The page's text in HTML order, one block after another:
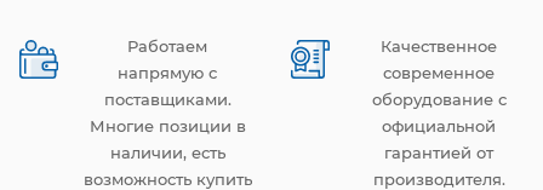
Работаем
напрямую с
поставщиками.
Многие позиции в
наличии, есть
возможность купить
Качественное
современное
оборудование с
официальной
гарантией от
производителя.